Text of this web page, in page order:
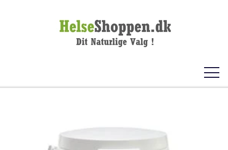
FORSIDE